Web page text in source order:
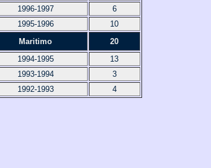
1996-1997
6
1995-1996
10
Maritimo
20
1994-1995
13
1993-1994
3
1992-1993
4